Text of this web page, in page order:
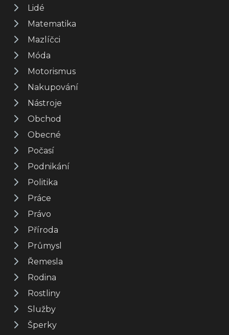
Lidé
Matematika
Mazlíčci
Móda
Motorismus
Nakupování
Nástroje
Obchod
Obecné
Počasí
Podnikání
Politika
Práce
Právo
Příroda
Průmysl
Řemesla
Rodina
Rostliny
Služby
Šperky